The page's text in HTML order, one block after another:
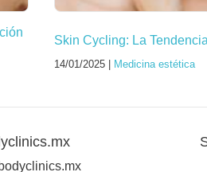
Skin Cycling: La
14/01/2025 | Medicina estética